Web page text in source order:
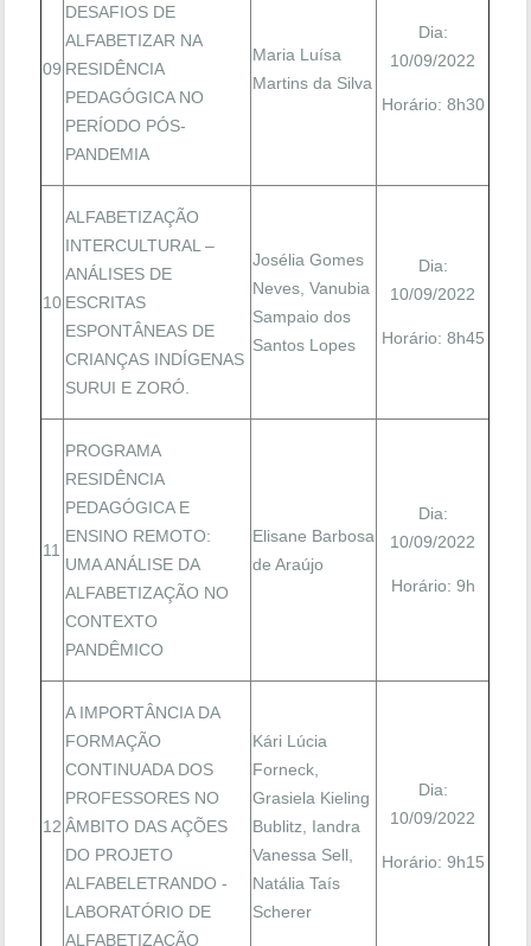
09
DESAFIOS DE
ALFABETIZAR NA
RESIDÊNCIA
PEDAGÓGICA NO
PERÍODO PÓS-
PANDEMIA
Maria Luísa
Martins da Silva
Dia:
10/09/2022
Horário: 8h30
10
ALFABETIZAÇÃO
INTERCULTURAL –
ANÁLISES DE
ESCRITAS
ESPONTÂNEAS DE
CRIANÇAS INDÍGENAS
SURUI E ZORÓ.
Josélia Gomes
Neves, Vanubia
Sampaio dos
Santos Lopes
Dia:
10/09/2022
Horário: 8h45
11
PROGRAMA
RESIDÊNCIA
PEDAGÓGICA E
ENSINO REMOTO:
UMA ANÁLISE DA
ALFABETIZAÇÃO NO
CONTEXTO
PANDÊMICO
Elisane Barbosa
de Araújo
Dia:
10/09/2022
Horário: 9h
12
A IMPORTÂNCIA DA
FORMAÇÃO
CONTINUADA DOS
PROFESSORES NO
ÂMBITO DAS AÇÕES
DO PROJETO
ALFABELETRANDO -
LABORATÓRIO DE
ALFABETIZAÇÃO
Kári Lúcia
Forneck,
Grasiela Kieling
Bublitz, Iandra
Vanessa Sell,
Natália Taís
Scherer
Dia:
10/09/2022
Horário: 9h15